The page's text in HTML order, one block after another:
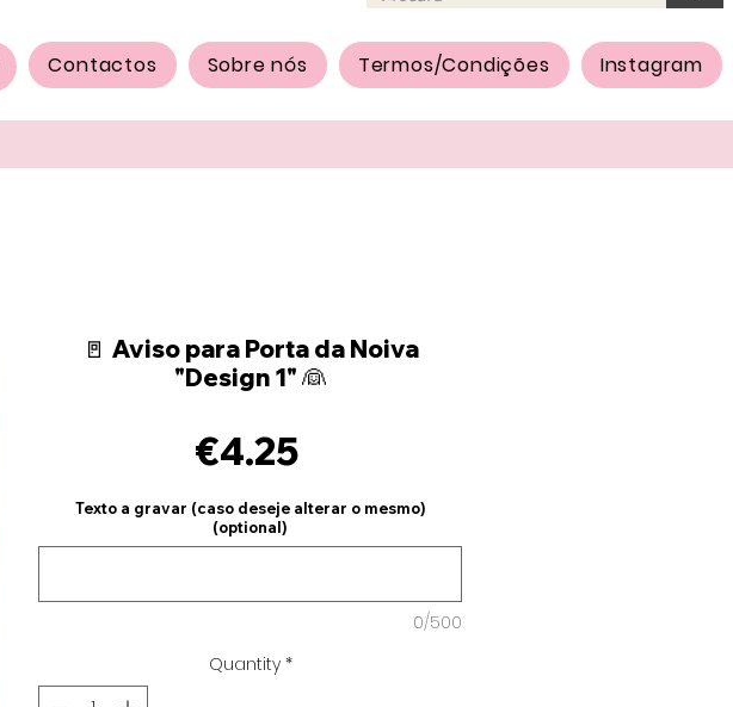
Contactos Sobre nós Termos/Condições Instagram
🚪 Aviso para Porta da Noiva
"Design 1" 👰
€4.25
Texto a gravar (caso deseje alterar o mesmo)
(optional)
0/500
Quantity *